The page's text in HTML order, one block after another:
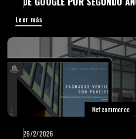
Leer más
Netcommerce
26/2/2026